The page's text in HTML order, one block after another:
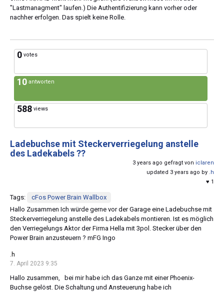
"Lastmanagment" laufen.) Die Authentifizierung kann vorher oder
nachher erfolgen. Das spielt keine Rolle.
0 votes
10 antworten
588 views
Ladebuchse mit Steckerverriegelung anstelle
des Ladekabels ??
3 years ago gefragt von iclaren
updated 3 years ago by .h
♥ 1
Tags:
cFos Power Brain Wallbox
Hallo Zusammen Ich würde gerne vor der Garage eine Ladebuchse mit
Steckerverriegelung anstelle des Ladekabels montieren. Ist es möglich
den Verriegelungs Aktor der Firma Hella mit 3pol. Stecker über den
Power Brain anzusteuern ? mFG Ingo
.h
7. April 2023 9:35
Hallo zusammen, bei mir habe ich das Ganze mit einer Phoenix-
Buchse gelöst. Die Schaltung und Ansteuerung habe ich